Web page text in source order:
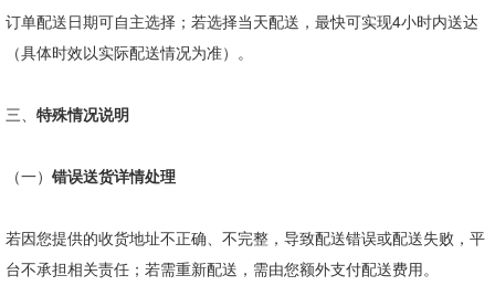
订单配送日期可自主选择；若选择当天配送，最快可实现4小时内送达
（具体时效以实际配送情况为准）。
三、 特殊情况说明
（一） 错误送货详情处理
若因您提供的收货地址不正确、不完整，导致配送错误或配送失败，平
台不承担相关责任；若需重新配送，需由您额外支付配送费用。